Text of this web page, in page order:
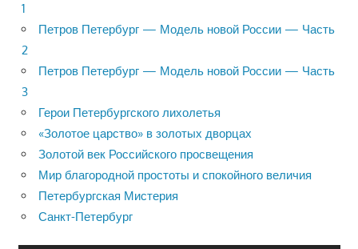
1
Петров Петербург — Модель новой России — Часть
2
Петров Петербург — Модель новой России — Часть
3
Герои Петербургского лихолетья
«Золотое царство» в золотых дворцах
Золотой век Российского просвещения
Мир благородной простоты и спокойного величия
Петербургская Мистерия
Санкт-Петербург